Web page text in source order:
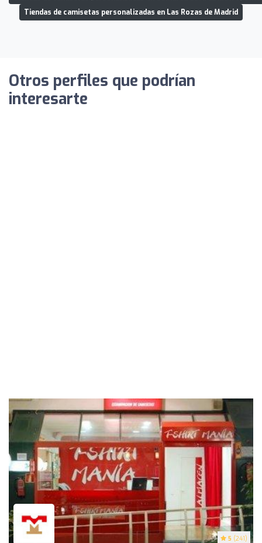
Tiendas de camisetas personalizadas en Las Rozas de Madrid
Otros perfiles que podrían
interesarte
5 (241)